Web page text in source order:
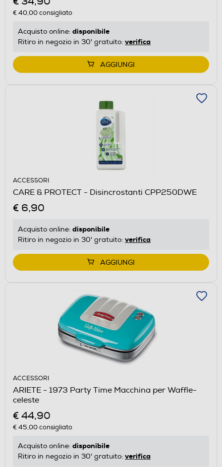
€ 40,00consigliato
Acquisto online: disponibile
Ritiro in negozio in 30' gratuito: verifica
AGGIUNGI
ACCESSORI
CARE & PROTECT - Disincrostanti CPP250DWE
€ 6,90
Acquisto online: disponibile
Ritiro in negozio in 30' gratuito: verifica
AGGIUNGI
ACCESSORI
ARIETE - 1973 Party Time Macchina per Waffle-
celeste
€ 44,90
€ 45,00consigliato
Acquisto online: disponibile
Ritiro in negozio in 30' gratuito: verifica